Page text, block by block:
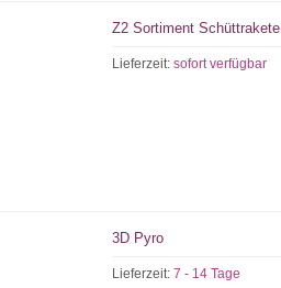
Z2 Sortiment Schüttrakete
Lieferzeit:sofort verfügbar
3D Pyro
Lieferzeit:7 - 14 Tage